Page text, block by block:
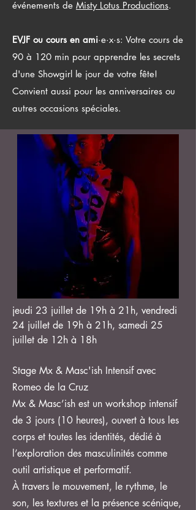
événements de Misty Lotus Productions.
​EVJF ou cours en ami·e·x·s: Votre cours de
90 à 120 min pour apprendre les secrets
d'une Showgirl le jour de votre fête!
Convient aussi pour les anniversaires ou
autres occasions spéciales.
jeudi 23 juillet de 19h à 21h, vendredi
24 juillet de 19h à 21h, samedi 25
juillet de 12h à 18h
Stage Mx & Masc'ish Intensif avec
Romeo de la Cruz
Mx & Masc’ish est un workshop intensif
de 3 jours (10 heures), ouvert à tous les
corps et toutes les identités, dédié à
l’exploration des masculinités comme
outil artistique et performatif.
À travers le mouvement, le rythme, le
son, les textures et la présence scénique,